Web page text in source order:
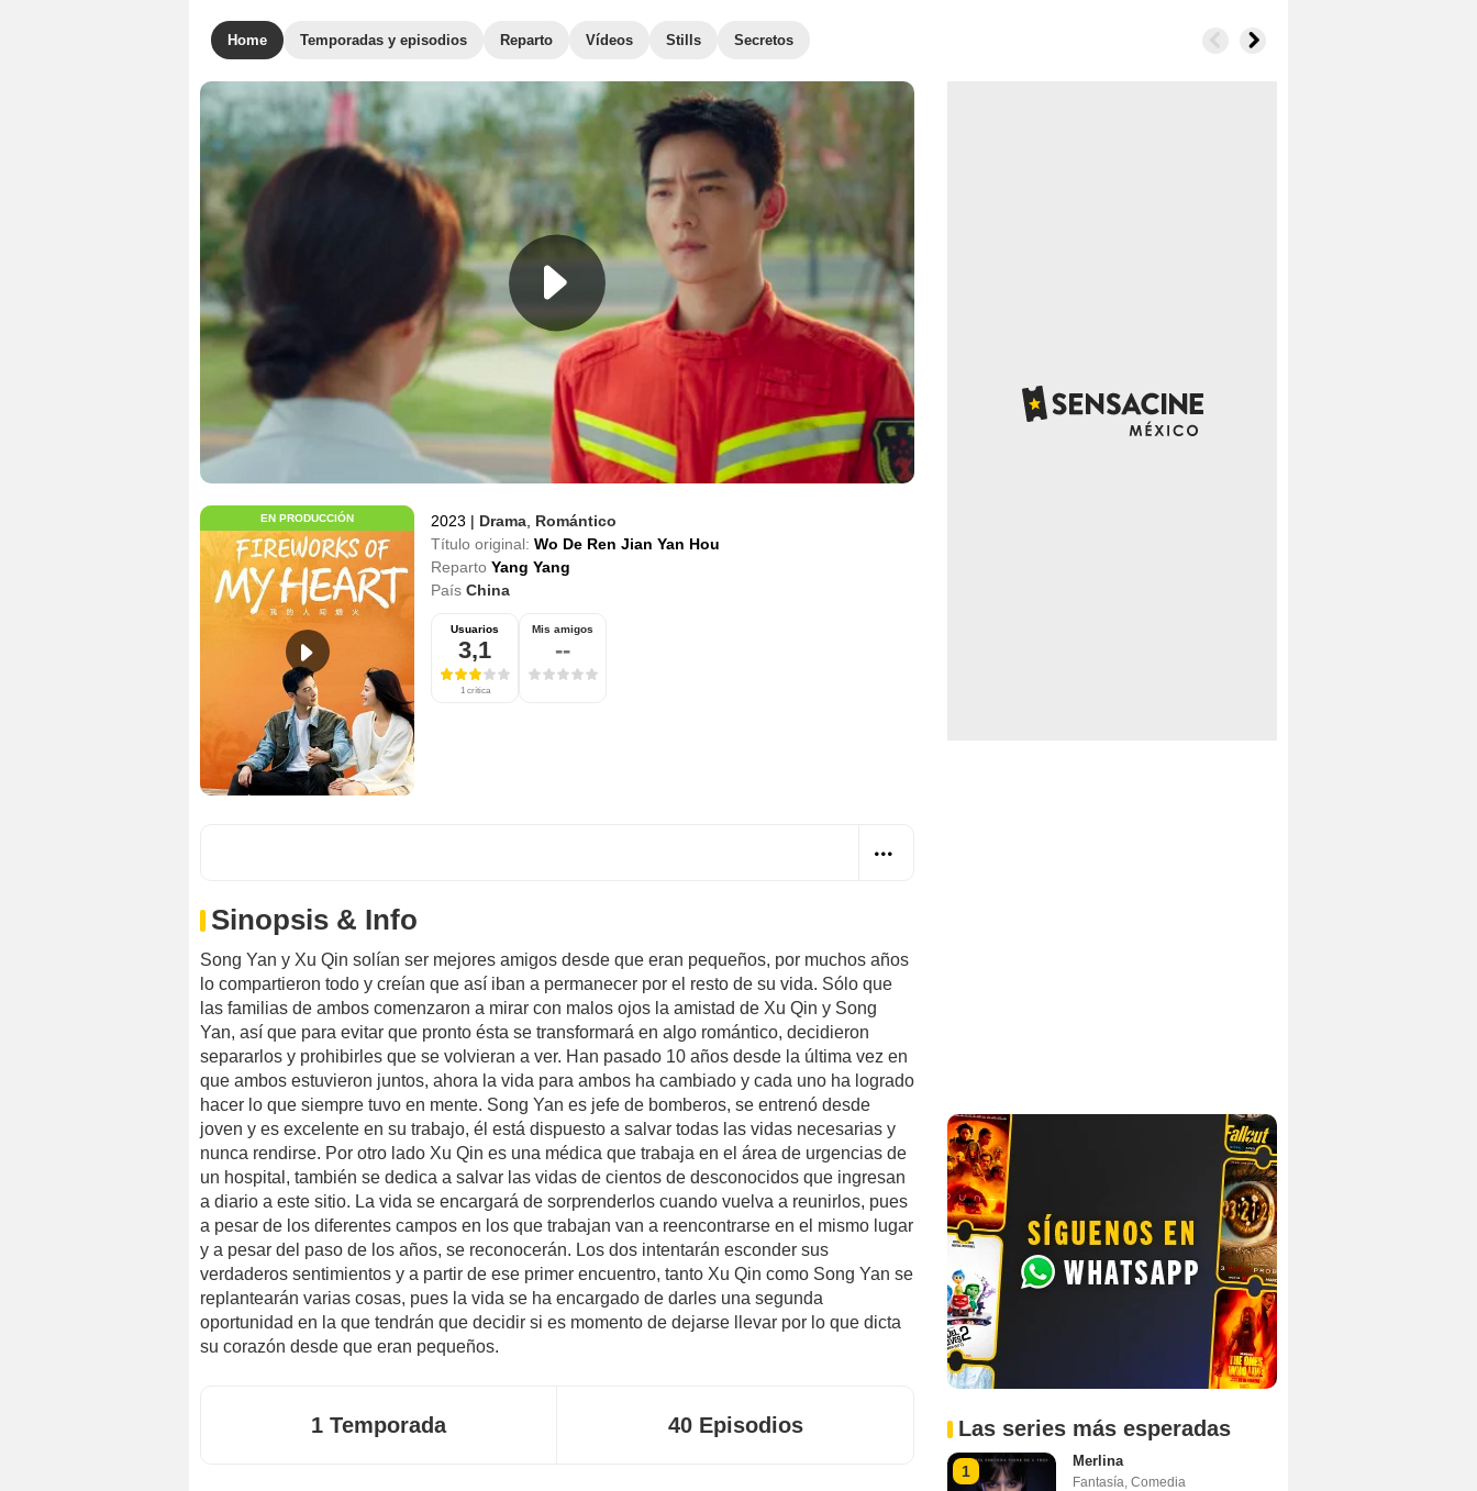
Home Temporadas y episodios Reparto Vídeos Stills Secretos
EN PRODUCCIÓN 2023 | Drama Romántico
Título original: Wo De Ren Jian Yan Hou
Reparto Yang Yang
País China
Usuarios
3,1
1 crítica
Mis amigos
--
Sinopsis & Info
Song Yan y Xu Qin solían ser mejores amigos desde que eran pequeños, por muchos años
lo compartieron todo y creían que así iban a permanecer por el resto de su vida. Sólo que
las familias de ambos comenzaron a mirar con malos ojos la amistad de Xu Qin y Song
Yan, así que para evitar que pronto ésta se transformará en algo romántico, decidieron
separarlos y prohibirles que se volvieran a ver. Han pasado 10 años desde la última vez en
que ambos estuvieron juntos, ahora la vida para ambos ha cambiado y cada uno ha logrado
hacer lo que siempre tuvo en mente. Song Yan es jefe de bomberos, se entrenó desde
joven y es excelente en su trabajo, él está dispuesto a salvar todas las vidas necesarias y
nunca rendirse. Por otro lado Xu Qin es una médica que trabaja en el área de urgencias de
un hospital, también se dedica a salvar las vidas de cientos de desconocidos que ingresan
a diario a este sitio. La vida se encargará de sorprenderlos cuando vuelva a reunirlos, pues
a pesar de los diferentes campos en los que trabajan van a reencontrarse en el mismo lugar
y a pesar del paso de los años, se reconocerán. Los dos intentarán esconder sus
verdaderos sentimientos y a partir de ese primer encuentro, tanto Xu Qin como Song Yan se
replantearán varias cosas, pues la vida se ha encargado de darles una segunda
oportunidad en la que tendrán que decidir si es momento de dejarse llevar por lo que dicta
su corazón desde que eran pequeños.
1 Temporada 40 Episodios Las series más esperadas
1
Merlina
Fantasía, Comedia